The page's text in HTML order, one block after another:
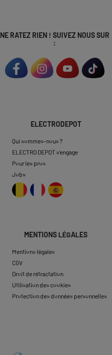
NE RATEZ RIEN ! SUIVEZ NOUS SUR
:
ELECTRODEPOT
Qui sommes-nous ?
ELECTRO DEPOT s'engage
Pour les pros
Jobs
MENTIONS LÉGALES
Mentions légales
CGV
Droit de rétractation
Utilisation des cookies
Protection des données personnelles